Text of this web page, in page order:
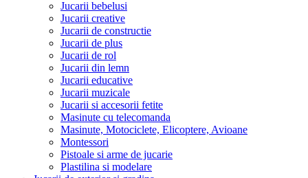
Jucarii bebelusi
Jucarii creative
Jucarii de constructie
Jucarii de plus
Jucarii de rol
Jucarii din lemn
Jucarii educative
Jucarii muzicale
Jucarii si accesorii fetite
Masinute cu telecomanda
Masinute, Motociclete, Elicoptere, Avioane
Montessori
Pistoale si arme de jucarie
Plastilina si modelare